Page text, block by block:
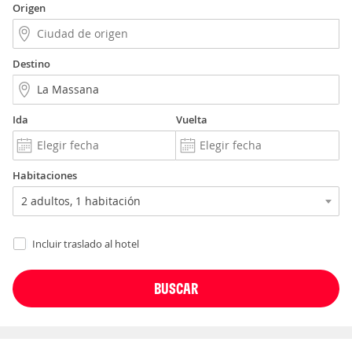
Origen
Destino
Ida Vuelta
Habitaciones
Incluir traslado al hotel